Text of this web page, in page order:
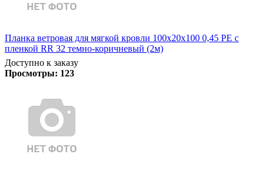
Планка ветровая для мягкой кровли 100х20х100 0,45 PE с
пленкой RR 32 темно-коричневый (2м)
Доступно к заказу
Просмотры: 123